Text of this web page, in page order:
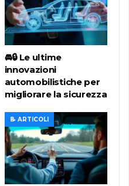
🚘🔒 Le ultime
innovazioni
automobilistiche per
migliorare la sicurezza
📝 ARTICOLI